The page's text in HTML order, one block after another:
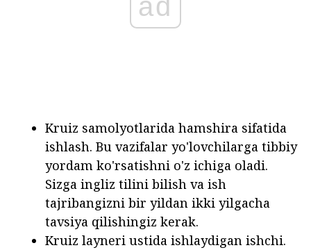
ad
Kruiz samolyotlarida hamshira sifatida
ishlash. Bu vazifalar yo'lovchilarga tibbiy
yordam ko'rsatishni o'z ichiga oladi.
Sizga ingliz tilini bilish va ish
tajribangizni bir yildan ikki yilgacha
tavsiya qilishingiz kerak.
Kruiz layneri ustida ishlaydigan ishchi.